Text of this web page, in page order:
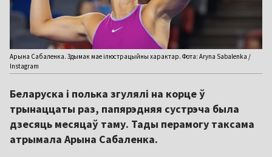
Арына Сабаленка. Здымак мае ілюстрацыйны характар. Фота: Aryna Sabalenka /
Instagram
Беларуска і полька згулялі на корце ў
трынаццаты раз, папярэдняя сустрэча была
дзесяць месяцаў таму. Тады перамогу таксама
атрымала Арына Сабаленка.